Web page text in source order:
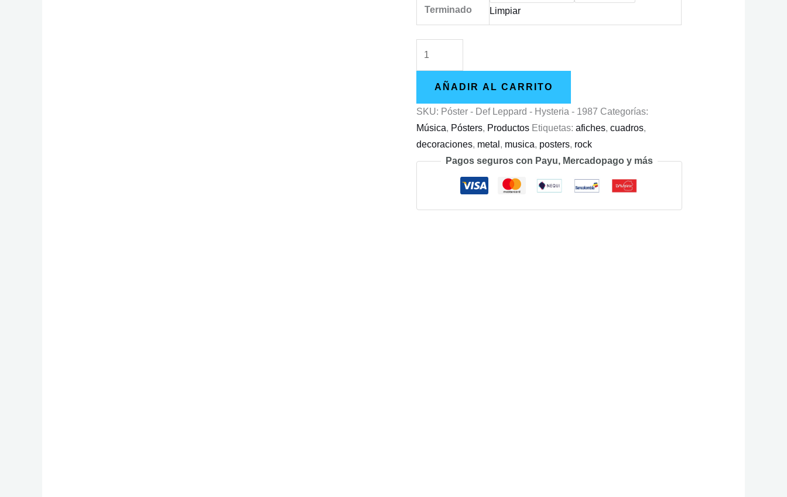
Terminado
Limpiar
-
Hysteria
-
1987
AÑADIR AL CARRITO
SKU: Póster - Def Leppard - Hysteria - 1987 Categorías:
Música, Pósters, Productos Etiquetas:afiches,cuadros,
decoraciones, metal , musica, posters, rock
Pagos seguros con Payu, Mercadopago y más